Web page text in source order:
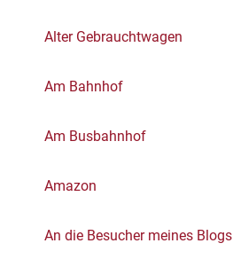
Alter Gebrauchtwagen
Am Bahnhof
Am Busbahnhof
Amazon
An die Besucher meines Blogs